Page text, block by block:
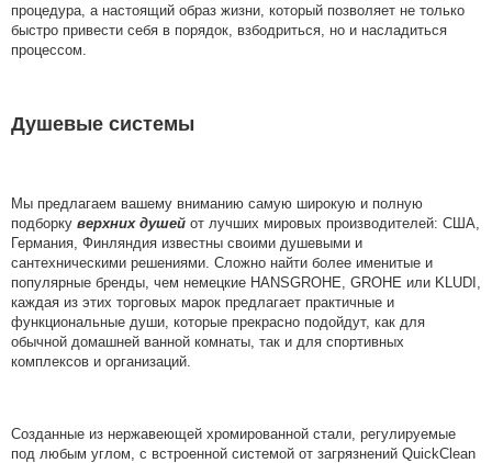
процедура, а настоящий образ жизни, который позволяет не только
быстро привести себя в порядок, взбодриться, но и насладиться
процессом.
Душевые системы
Мы предлагаем вашему вниманию самую широкую и полную
подборку верхних душей от лучших мировых производителей: США,
Германия, Финляндия известны своими душевыми и
сантехническими решениями. Сложно найти более именитые и
популярные бренды, чем немецкие HANSGROHE, GROHE или KLUDI,
каждая из этих торговых марок предлагает практичные и
функциональные души, которые прекрасно подойдут, как для
обычной домашней ванной комнаты, так и для спортивных
комплексов и организаций.
Созданные из нержавеющей хромированной стали, регулируемые
под любым углом, с встроенной системой от загрязнений QuickClean